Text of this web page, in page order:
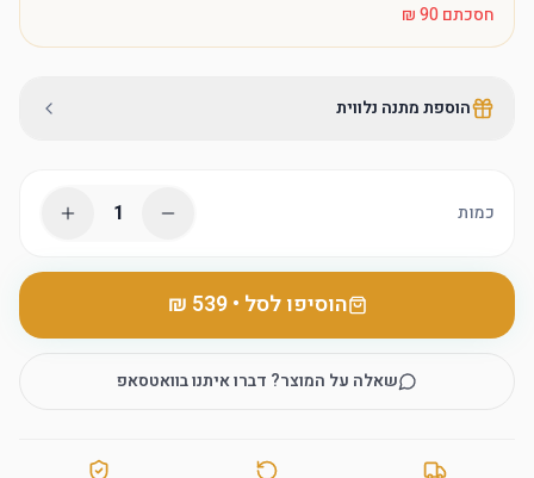
חסכתם
הוספת מתנה נלווית
כמות 1
הוסיפו לסל •
‏539 ₪
שאלה על המוצר? דברו איתנו בוואטסאפ